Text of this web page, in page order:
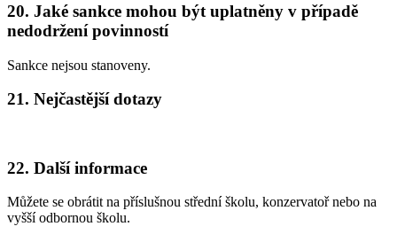
20. Jaké sankce mohou být uplatněny v případě
nedodržení povinností
Sankce nejsou stanoveny.
21. Nejčastější dotazy
22. Další informace
Můžete se obrátit na příslušnou střední školu, konzervatoř nebo na
vyšší odbornou školu.